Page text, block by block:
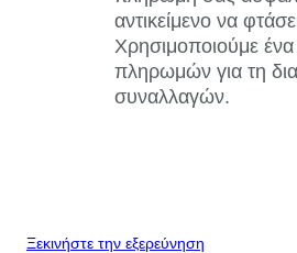
αντικείμενο να
Χρησιμοποιούμε
πληρωμών για τη
συναλλαγών.
Ξεκινήστε την εξερεύνηση